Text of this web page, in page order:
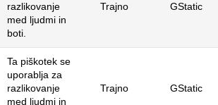
razlikovanje
med ljudmi in
boti.
Trajno GStatic
Ta piškotek se
uporablja za
razlikovanje
med ljudmi in
Trajno GStatic